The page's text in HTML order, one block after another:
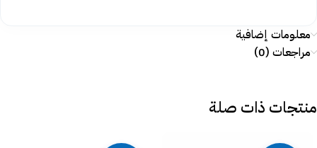
معلومات إضافية
مراجعات (0)
منتجات ذات صلة